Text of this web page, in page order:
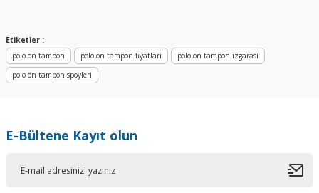
Etiketler :
polo ön tampon
polo ön tampon fiyatları
polo ön tampon ızgarası
polo ön tampon spoyleri
E-Bültene Kayıt olun